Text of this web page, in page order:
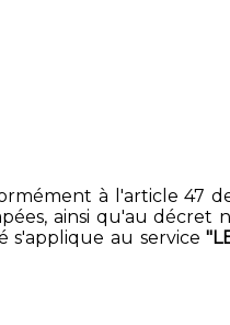
à l'article 47
ainsi qu'au décret
s'applique au service